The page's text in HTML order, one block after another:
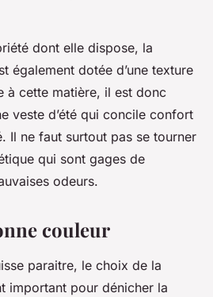
dont elle dispose, la
également dotée d’une texture
à cette matière, il est donc
veste d’été qui concile confort
Il ne faut surtout pas se tourner
qui sont gages de
odeurs.
couleur
paraitre, le choix de la
important pour dénicher la